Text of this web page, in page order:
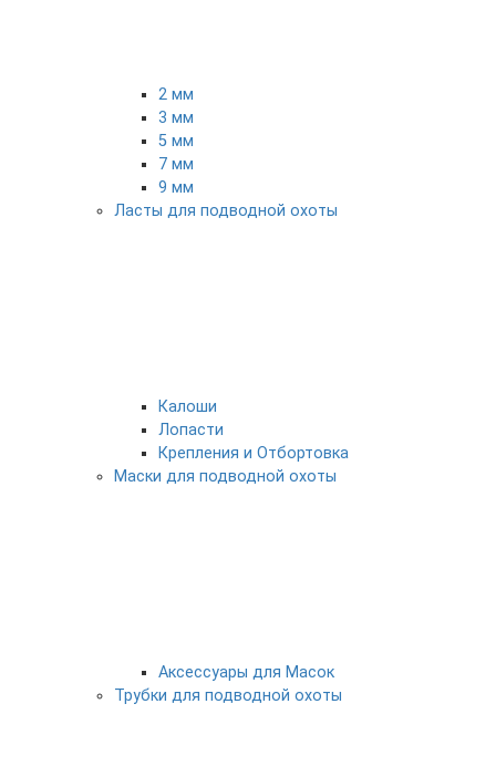
2 мм
3 мм
5 мм
7 мм
9 мм
Ласты для подводной охоты
Калоши
Лопасти
Крепления и Отбортовка
Маски для подводной охоты
Аксессуары для Масок
Трубки для подводной охоты